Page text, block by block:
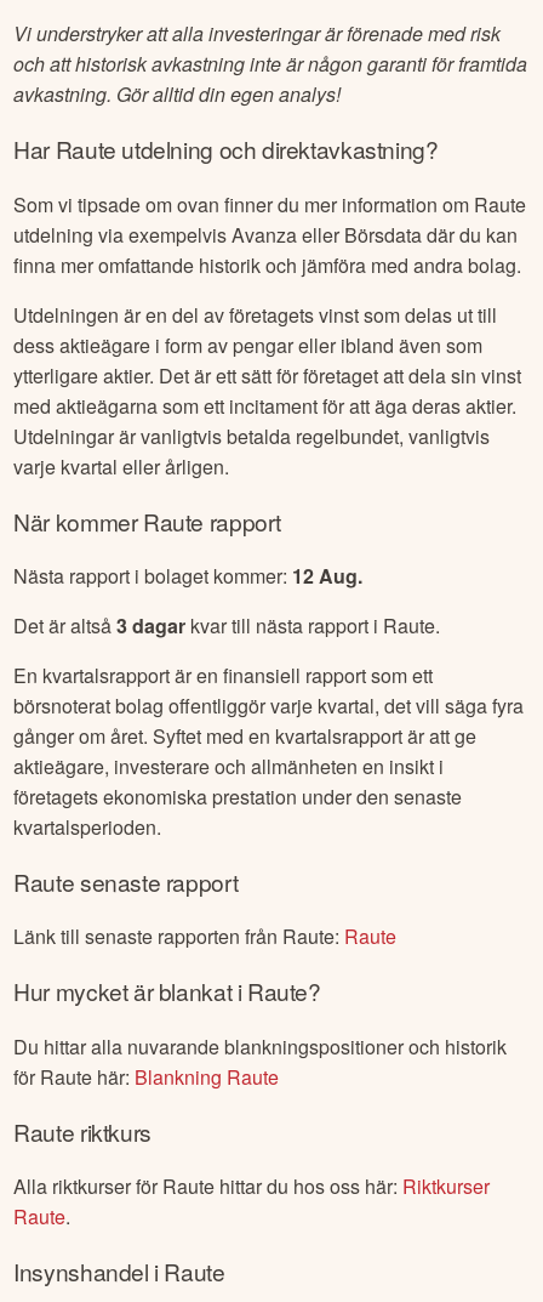
Vi understryker att alla investeringar är förenade med risk
och att historisk avkastning inte är någon garanti för framtida
avkastning. Gör alltid din egen analys!
HarRaute utdelning och direktavkastning?
Som vi tipsade om ovan finner du mer information om Raute
utdelning via exempelvis Avanza eller Börsdata där du kan
finna mer omfattande historik och jämföra med andra bolag.
Utdelningen är en del av företagets vinst som delas ut till
dess aktieägare i form av pengar eller ibland även som
ytterligare aktier. Det är ett sätt för företaget att dela sin vinst
med aktieägarna som ett incitament för att äga deras aktier.
Utdelningar är vanligtvis betalda regelbundet, vanligtvis
varje kvartal eller årligen.
När kommerRaute rapport
Nästa rapport i bolaget kommer: 12 Aug.
Det är altså3dagar kvar till nästa rapport i Raute.
En kvartalsrapport är en finansiell rapport som ett
börsnoterat bolag offentliggör varje kvartal, det vill säga fyra
gånger om året. Syftet med en kvartalsrapport är att ge
aktieägare, investerare och allmänheten en insikt i
företagets ekonomiska prestation under den senaste
kvartalsperioden.
Rautesenaste rapport
Länk till senaste rapporten från Raute: Raute
Hur mycket är blankat iRaute?
Du hittar alla nuvarande blankningspositioner och historik
för Raute här: Blankning Raute
Raute riktkurs
Alla riktkurser för Raute hittar du hos oss här: Riktkurser
Raute.
Insynshandel iRaute